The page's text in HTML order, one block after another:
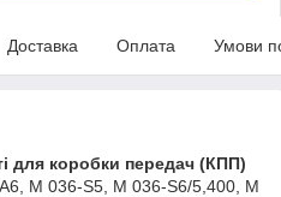
Доставка Оплата Умови
для коробки передач (КПП)
M 036-S5, M 036-S6/5,400, M